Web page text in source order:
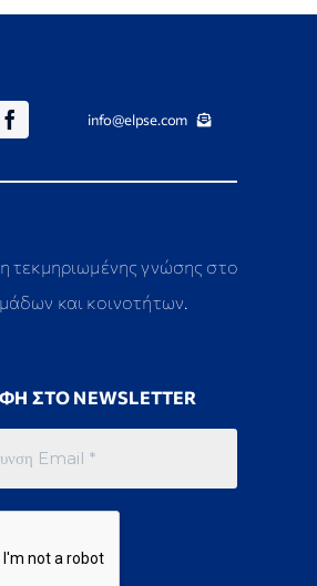
info@elpse.com
τεκμηριωμένης γνώσης στο
και κοινοτήτων.
ΣΤΟ NEWSLETTER